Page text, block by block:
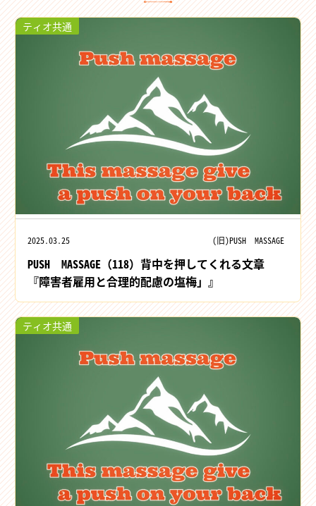
ティオ共通
2025.03.25 (旧)PUSH MASSAGE
PUSH MASSAGE（118）背中を押してくれる文章
『障害者雇用と合理的配慮の塩梅」』
ティオ共通